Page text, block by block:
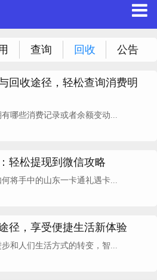
查询 回收 公告
回收途径，轻松查询消费明
哪些消费记录或者余额变动...
轻松提现到微信攻略
将手中的山东一卡通礼遇卡...
径，享受便捷生活新体验
和人们生活方式的转变，智...